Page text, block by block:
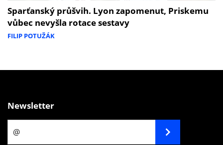
Sparťanský průšvih. Lyon zapomenut, Priskemu
vůbec nevyšla rotace sestavy
FILIP POTUŽÁK
Newsletter